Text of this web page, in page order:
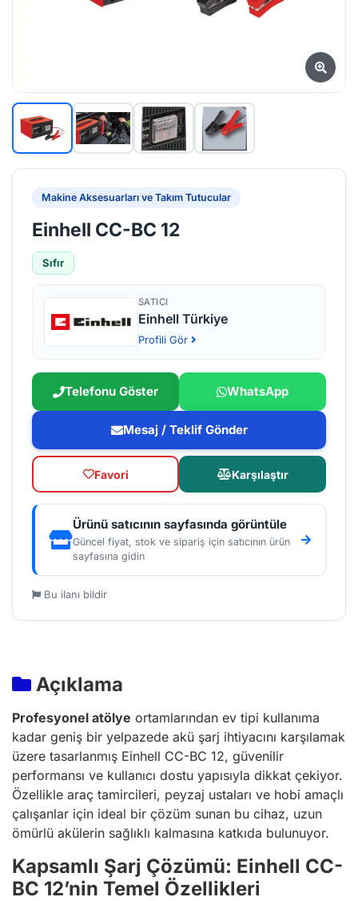
Makine Aksesuarları ve Takım Tutucular
Einhell CC-BC 12
Sıfır
SATICI
Einhell Türkiye
Profili Gör
Telefonu Göster WhatsApp
Mesaj / Teklif Gönder
Favori Karşılaştır
Ürünü satıcının sayfasında görüntüle
Güncel fiyat, stok ve sipariş için satıcının ürün
sayfasına gidin
Bu ilanı bildir
Açıklama
Profesyonel atölye ortamlarından ev tipi kullanıma
kadar geniş bir yelpazede akü şarj ihtiyacını karşılamak
üzere tasarlanmış Einhell CC-BC 12, güvenilir
performansı ve kullanıcı dostu yapısıyla dikkat çekiyor.
Özellikle araç tamircileri, peyzaj ustaları ve hobi amaçlı
çalışanlar için ideal bir çözüm sunan bu cihaz, uzun
ömürlü akülerin sağlıklı kalmasına katkıda bulunuyor.
Kapsamlı Şarj Çözümü: Einhell CC-
BC 12’nin Temel Özellikleri